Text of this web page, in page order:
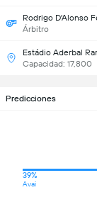
Rodrigo D'Alonso
Árbitro
Estádio Aderbal
Capacidad: 17,800
Predicciones
39%
Avai